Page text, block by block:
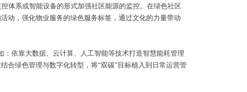
体系或智能设备的形式加强社区能源的监控。在绿色社区
动，强化物业服务的绿色服务标签，通过文化的力量带动
依靠大数据、云计算、人工智能等技术打造智慧能耗管理
合绿色管理与数字化转型，将“双碳”目标植入到日常运营管